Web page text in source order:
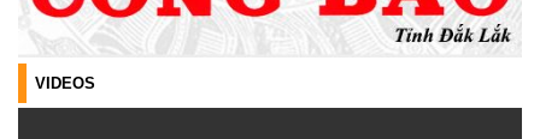
(14/07/2026)
GÓP PHẦN GIẢM NGHÈO BỀN VỮNG VÀ PHÁT TRIỂN KINH TẾ
VIDEOS